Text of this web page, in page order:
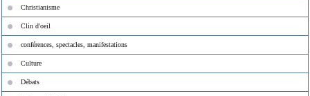
Christianisme
Clin d'oeil
conférences, spectacles, manifestations
Culture
Débats